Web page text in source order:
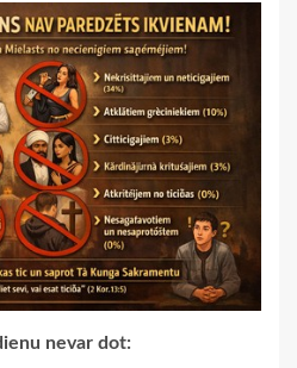
nevar dot: